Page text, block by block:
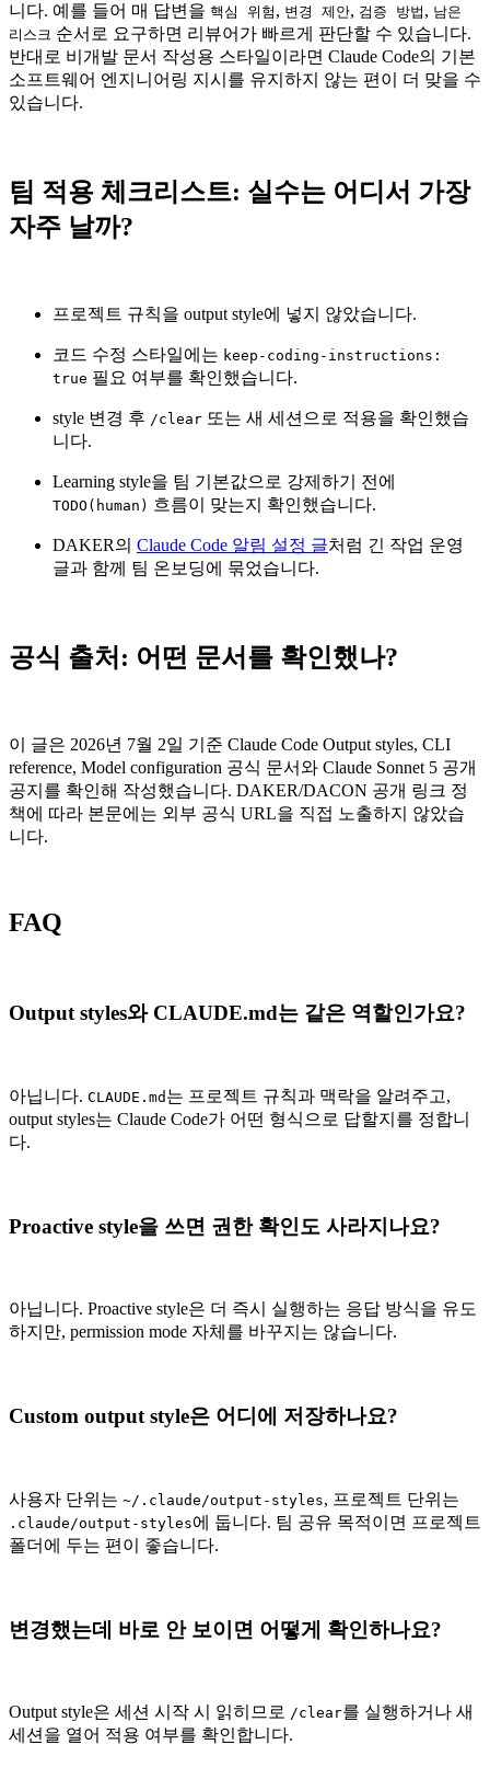
니다. 예를 들어 매 답변을 핵심 위험 , 변경 제안, 검증 방법 , 남은
리스크 순서로 요구하면 리뷰어가 빠르게 판단할 수 있습니다.
반대로 비개발 문서 작성용 스타일이라면 Claude Code의 기본
소프트웨어 엔지니어링 지시를 유지하지 않는 편이 더 맞을 수
있습니다.
팀 적용 체크리스트: 실수는 어디서 가장
자주 날까?
프로젝트 규칙을 output style에 넣지 않았습니다.
코드 수정 스타일에는 keep-coding-instructions:
true 필요 여부를 확인했습니다.
style 변경 후 /clear 또는 새 세션으로 적용을 확인했습
니다.
Learning style을 팀 기본값으로 강제하기 전에
TODO(human) 흐름이 맞는지 확인했습니다.
DAKER의 Claude Code 알림 설정 글처럼 긴 작업 운영
글과 함께 팀 온보딩에 묶었습니다.
공식 출처: 어떤 문서를 확인했나?
이 글은 2026년 7월 2일 기준 Claude Code Output styles, CLI
reference, Model configuration 공식 문서와 Claude Sonnet 5 공개
공지를 확인해 작성했습니다. DAKER/DACON 공개 링크 정
책에 따라 본문에는 외부 공식 URL을 직접 노출하지 않았습
니다.
FAQ
Output styles와 CLAUDE.md는 같은 역할인가요?
아닙니다. CLAUDE.md 는 프로젝트 규칙과 맥락을 알려주고,
output styles는 Claude Code가 어떤 형식으로 답할지를 정합니
다.
Proactive style을 쓰면 권한 확인도 사라지나요?
아닙니다. Proactive style은 더 즉시 실행하는 응답 방식을 유도
하지만, permission mode 자체를 바꾸지는 않습니다.
Custom output style은 어디에 저장하나요?
사용자 단위는 ~/.claude/output-styles, 프로젝트 단위는
.claude/output-styles에 둡니다. 팀 공유 목적이면 프로젝트
폴더에 두는 편이 좋습니다.
변경했는데 바로 안 보이면 어떻게 확인하나요?
Output style은 세션 시작 시 읽히므로 /clear를 실행하거나 새
세션을 열어 적용 여부를 확인합니다.